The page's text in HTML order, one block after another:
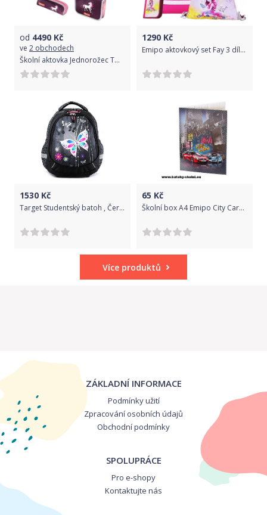
od 4490 Kč
ve 2 obchodech
Školní aktovka Jednorožec TOUCH2 4-dílný set Hama Step by Step
1290 Kč
Emipo aktovkový set Fay 3 dílný
1530 Kč
Target Studentský batoh , Černý, s motýly
65 Kč
Školní box A4 Emipo City Cars > varianta 9.
Více produktů
ZÁKLADNÍ INFORMACE
Podmínky užití
Zpracování osobních údajů
Obchodní podmínky
SPOLUPRÁCE
Pro e-shopy
Kontaktujte nás